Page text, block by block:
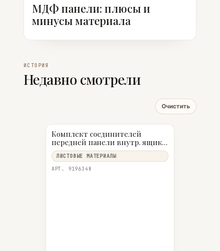
МДФ панели: плюсы и
минусы материала
ИСТОРИЯ
Недавно смотрели
Очистить
Комплект соединителей
передней панели внутр. ящика
100 InnoTech Atira, H70, Белый
ЛИСТОВЫЕ МАТЕРИАЛЫ
АРТ. 9196348